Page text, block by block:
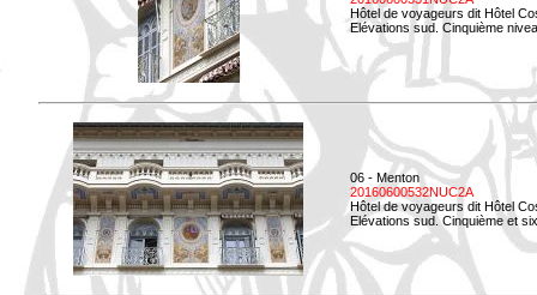
Hôtel de voyageurs dit Hôtel
Elévations sud. Cinquième
06 - Menton
20160600532NUC2A
Hôtel de voyageurs dit Hôtel
Elévations sud. Cinquième et